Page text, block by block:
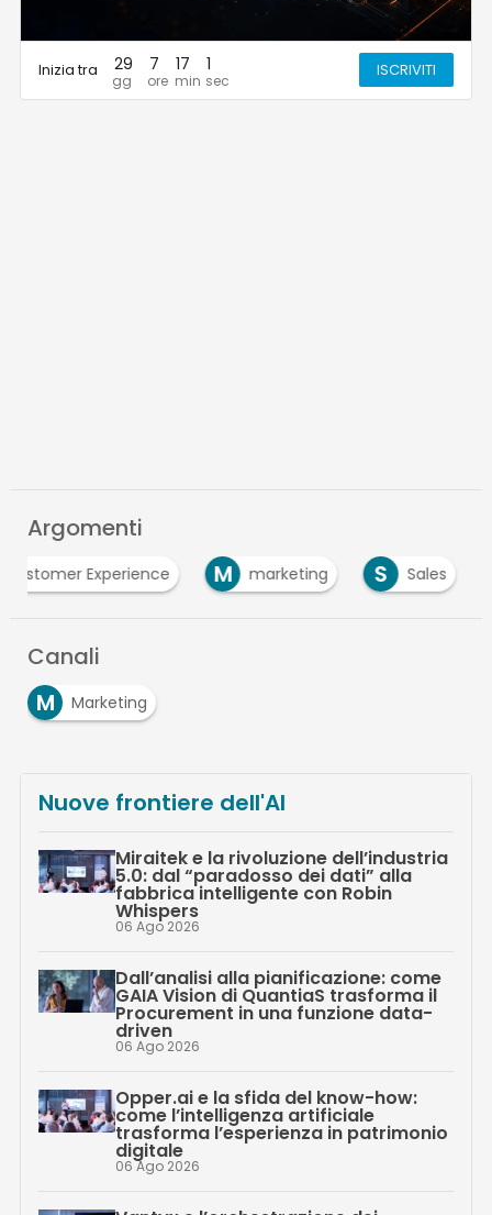
Inizia tra 29 7 17 1 ISCRIVITI
Argomenti
Customer Experience M marketing S Sales
Canali
M
Marketing
Nuove frontiere dell'AI
Miraitek e la rivoluzione dell’industria
5.0: dal “paradosso dei dati” alla
fabbrica intelligente con Robin
Whispers
06 Ago 2026
Dall’analisi alla pianificazione: come
GAIA Vision di QuantiaS trasforma il
Procurement in una funzione data-
driven
06 Ago 2026
Opper.ai e la sfida del know-how:
come l’intelligenza artificiale
trasforma l’esperienza in patrimonio
digitale
06 Ago 2026